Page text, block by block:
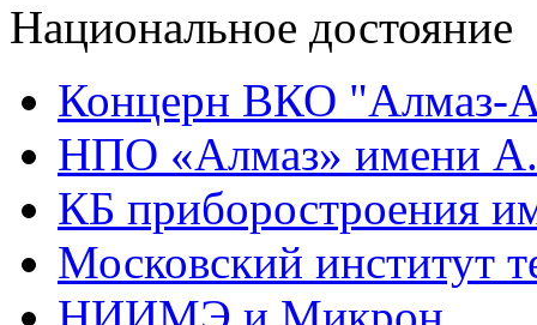
Национальное достояние
Концерн ВКО "Алмаз-
НПО «Алмаз» имени
КБ приборостроения
Московский институт